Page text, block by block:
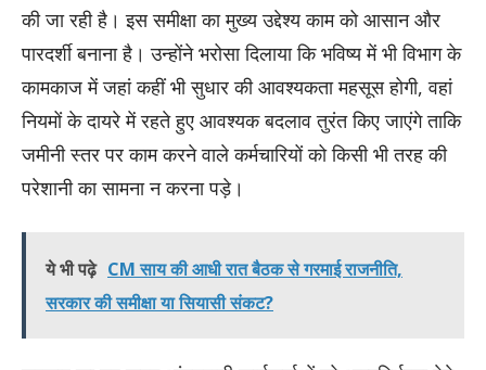
की जा रही है। इस समीक्षा का मुख्य उद्देश्य काम को आसान और
पारदर्शी बनाना है। उन्होंने भरोसा दिलाया कि भविष्य में भी विभाग के
कामकाज में जहां कहीं भी सुधार की आवश्यकता महसूस होगी, वहां
नियमों के दायरे में रहते हुए आवश्यक बदलाव तुरंत किए जाएंगे ताकि
जमीनी स्तर पर काम करने वाले कर्मचारियों को किसी भी तरह की
परेशानी का सामना न करना पड़े।
ये भी पढ़े CM साय की आधी रात बैठक से गरमाई राजनीति,
सरकार की समीक्षा या सियासी संकट?